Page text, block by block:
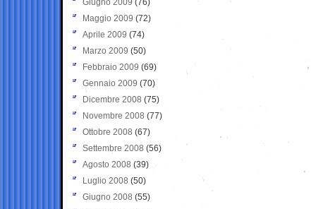
Giugno 2009 (76)
Maggio 2009 (72)
Aprile 2009 (74)
Marzo 2009 (50)
Febbraio 2009 (69)
Gennaio 2009 (70)
Dicembre 2008 (75)
Novembre 2008 (77)
Ottobre 2008 (67)
Settembre 2008 (56)
Agosto 2008 (39)
Luglio 2008 (50)
Giugno 2008 (55)